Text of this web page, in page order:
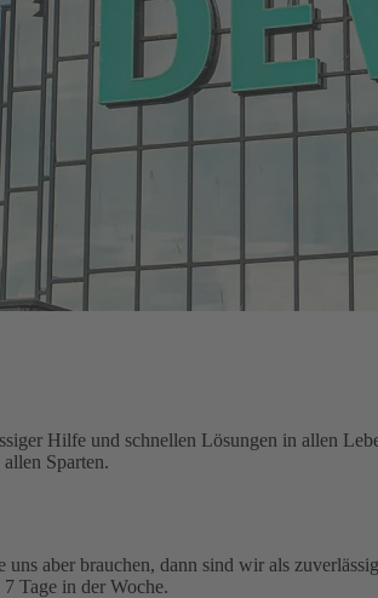
Hilfe und schnellen Lösungen in allen
Sparten.
aber brauchen, dann sind wir als
Tage in der Woche.